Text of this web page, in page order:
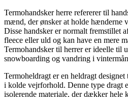
Termohandsker herre refererer til
mænd, der ønsker at holde hænderne
Disse handsker er normalt fremstillet
fleece eller uld og kan have en mere
Termohandsker til herrer er ideelle til
snowboarding og vandring i
Termoheldragt er en heldragt
i kolde vejrforhold. Denne type dragt
isolerende materiale, der dækker hele